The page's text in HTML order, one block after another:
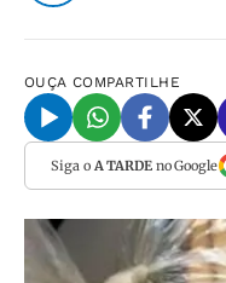
OUÇA COMPARTILHE
Siga o A TARDEno Google